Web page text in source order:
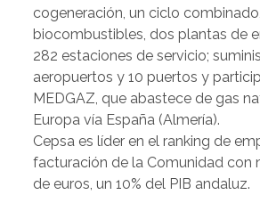
cogeneración, un ciclo
biocombustibles, dos plantas de
282 estaciones de servicio;
aeropuertos y 10 puertos y
MEDGAZ, que abastece de gas
Europa vía España (Almería).
Cepsa es líder en el ranking de
facturación de la Comunidad con
de euros, un 10% del PIB andaluz.